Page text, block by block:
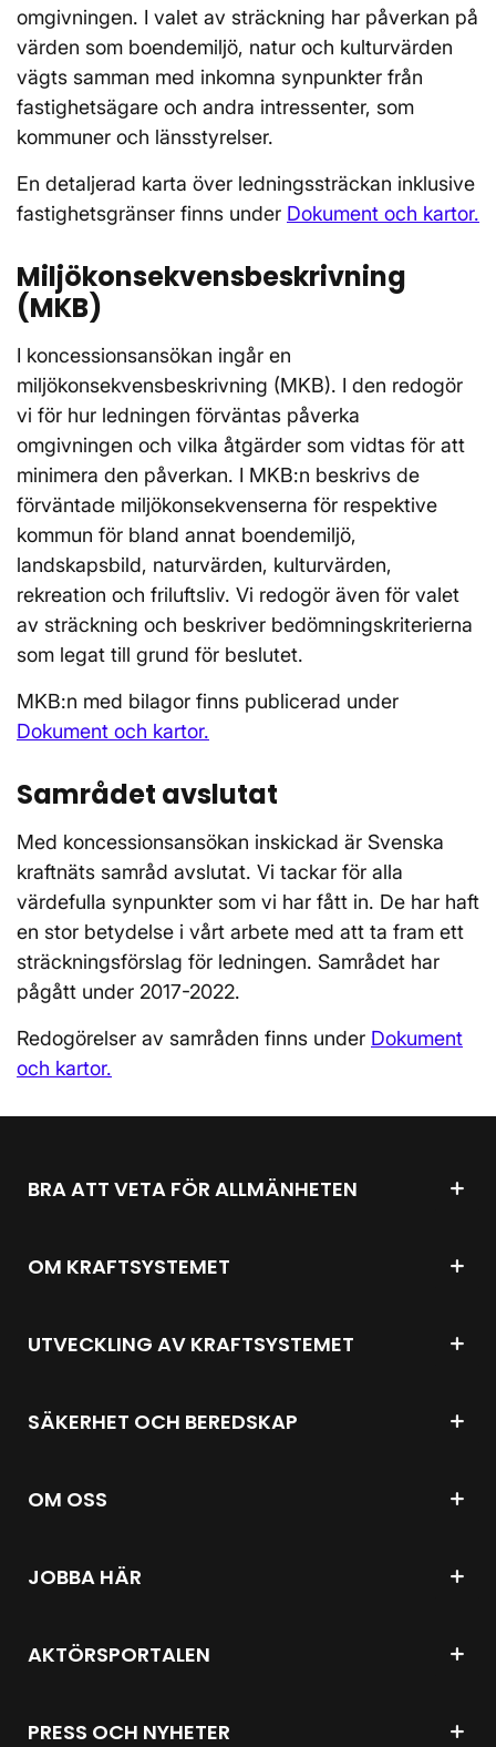
omgivningen. I valet av sträckning har påverkan på
värden som boendemiljö, natur och kulturvärden
vägts samman med inkomna synpunkter från
fastighetsägare och andra intressenter, som
kommuner och länsstyrelser.
En detaljerad karta över ledningssträckan inklusive
fastighetsgränser finns under Dokument och kartor.
Miljökonsekvensbeskrivning
(MKB)
I koncessionsansökan ingår en
miljökonsekvensbeskrivning (MKB). I den redogör
vi för hur ledningen förväntas påverka
omgivningen och vilka åtgärder som vidtas för att
minimera den påverkan. I MKB:n beskrivs de
förväntade miljökonsekvenserna för respektive
kommun för bland annat boendemiljö,
landskapsbild, naturvärden, kulturvärden,
rekreation och friluftsliv. Vi redogör även för valet
av sträckning och beskriver bedömningskriterierna
som legat till grund för beslutet.
MKB:n med bilagor finns publicerad under
Dokument och kartor.
Samrådet avslutat
Med koncessionsansökan inskickad är Svenska
kraftnäts samråd avslutat. Vi tackar för alla
värdefulla synpunkter som vi har fått in. De har haft
en stor betydelse i vårt arbete med att ta fram ett
sträckningsförslag för ledningen. Samrådet har
pågått under 2017-2022.
Redogörelser av samråden finns under Dokument
och kartor.
BRA ATT VETA FÖR ALLMÄNHETEN
OM KRAFTSYSTEMET
UTVECKLING AV KRAFTSYSTEMET
SÄKERHET OCH BEREDSKAP
OM OSS
JOBBA HÄR
AKTÖRSPORTALEN
PRESS OCH NYHETER